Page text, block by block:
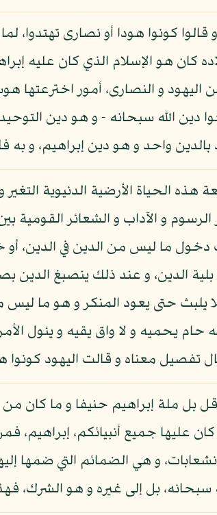
قالوا كونوا هودا أو نصارى
كان هو الإسلام الذي كان عليه
اليهود و النصارى، أمور اخترعتها
دين الله سبحانه - و هو دين
بالدين واحد و هو دين إبراهيم، و
هذه الحياة الأرضية الدنيوية
و الآداب و الشعائر القومية
ما ليس من الدين في الدين، أو
بلية الدين، و عند ذلك ينصبغ
يلبث حتى يعود المنكر و هو ما
حام يحميه و لا واق يقيه و يئول
تفصيل معناه و قالت اليهود كونوا
بل ملة إبراهيم حنيفا و ما كان
كان عليها جميع أنبيائكم،
و هي الضمائم التي ضمها
سبحانه، بل إلى غيره و هو الشرك،